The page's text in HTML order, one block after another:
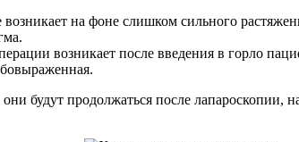
на фоне слишком сильного
возникает после введения в горло
будут продолжаться после